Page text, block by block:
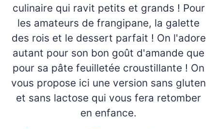
culinaire qui ravit petits et grands ! Pour
les amateurs de frangipane, la galette
des rois et le dessert parfait ! On l'adore
autant pour son bon goût d'amande que
pour sa pâte feuilletée croustillante ! On
vous propose ici une version sans gluten
et sans lactose qui vous fera retomber
en enfance.